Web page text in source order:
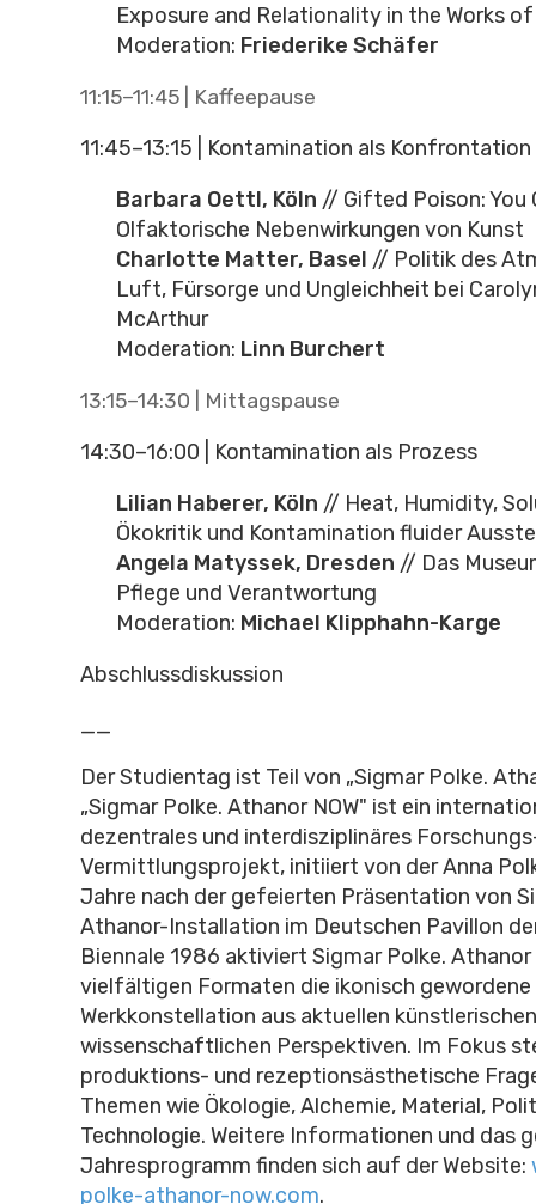
Exposure and Relationality in the Works
Moderation: Friederike Schäfer
11:15–11:45 | Kaffeepause
11:45–13:15 | Kontamination als Konfrontation
Barbara Oettl, Köln // Gifted Poison: You
Olfaktorische Nebenwirkungen von Kunst
Charlotte Matter, Basel // Politik des
Luft, Fürsorge und Ungleichheit bei
McArthur
Moderation: Linn Burchert
13:15–14:30 | Mittagspause
14:30–16:00 | Kontamination als Prozess
Lilian Haberer, Köln // Heat, Humidity,
Ökokritik und Kontamination fluider
Angela Matyssek, Dresden // Das
Pflege und Verantwortung
Moderation: Michael Klipphahn-Karge
Abschlussdiskussion
__
Der Studientag ist Teil von „Sigmar Polke.
„Sigmar Polke. Athanor NOW" ist ein
dezentrales und interdisziplinäres
Vermittlungsprojekt, initiiert von der Anna
Jahre nach der gefeierten Präsentation von
Athanor-Installation im Deutschen Pavillon
Biennale 1986 aktiviert Sigmar Polke. Athanor
vielfältigen Formaten die ikonisch gewordene
Werkkonstellation aus aktuellen
wissenschaftlichen Perspektiven. Im Fokus
produktions- und rezeptionsästhetische
Themen wie Ökologie, Alchemie, Material,
Technologie. Weitere Informationen und das
Jahresprogramm finden sich auf der Website:
polke-athanor-now.com.